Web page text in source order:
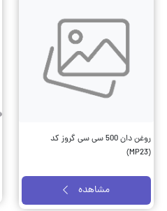
روغن دان 500 سی سی گروز کد
(MP23)
مشاهده